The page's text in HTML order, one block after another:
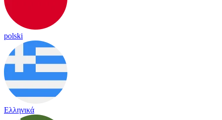
polski
Ελληνικά